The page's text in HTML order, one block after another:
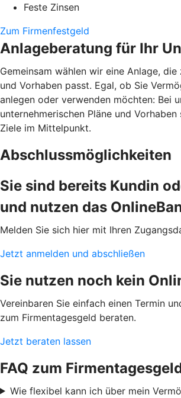
Feste Zinsen
Zum Firmenfestgeld
Anlageberatung für Ihr
Gemeinsam wählen wir eine Anlage, die
und Vorhaben passt. Egal, ob Sie
anlegen oder verwenden möchten: Bei
unternehmerischen Pläne und
Ziele im Mittelpunkt.
Abschlussmöglichkeiten
Sie sind bereits Kundin
und nutzen das
Melden Sie sich hier mit Ihren
Jetzt anmelden und abschließen
Sie nutzen noch kein
Vereinbaren Sie einfach einen Termin
zum Firmentagesgeld beraten.
Jetzt beraten lassen
FAQ zum
Wie flexibel kann ich über mein